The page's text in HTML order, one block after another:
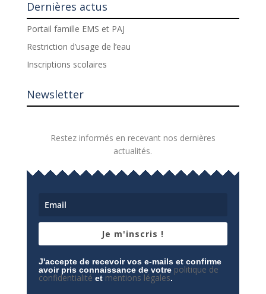
Dernières actus
Portail famille EMS et PAJ
Restriction d’usage de l’eau
Inscriptions scolaires
Newsletter
Restez informés en recevant nos dernières
actualités.
Je m'inscris !
J'accepte de recevoir vos e-mails et confirme
avoir pris connaissance de votre politique de
confidentialité et mentions légales.